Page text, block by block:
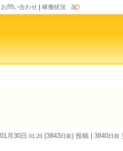
お問い合わせ 稼働状況
月30日 01:20 (3843日前) 投稿 | 3840日前